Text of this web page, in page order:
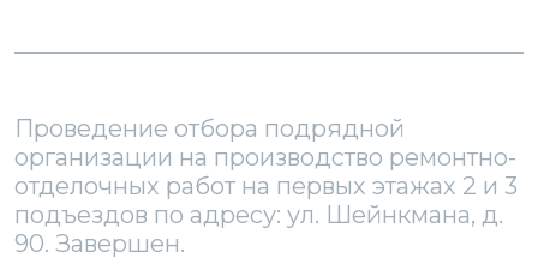
Проведение отбора подрядной
организации на производство ремонтно-
отделочных работ на первых этажах 2 и 3
подъездов по адресу: ул. Шейнкмана, д.
90. Завершен.